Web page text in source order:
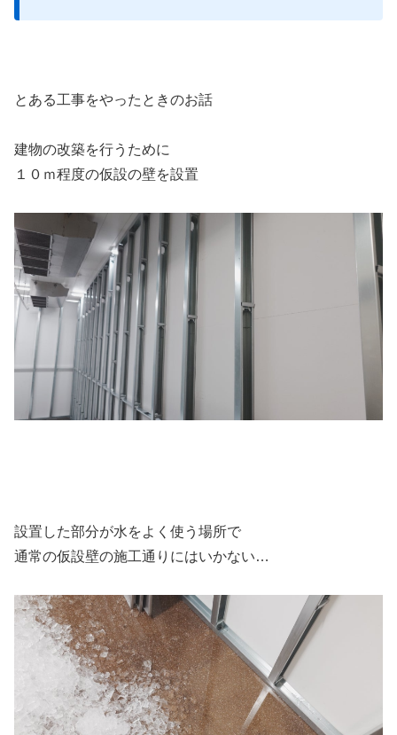
とある工事をやったときのお話
建物の改築を行うために
１０ｍ程度の仮設の壁を設置
設置した部分が水をよく使う場所で
通常の仮設壁の施工通りにはいかない…